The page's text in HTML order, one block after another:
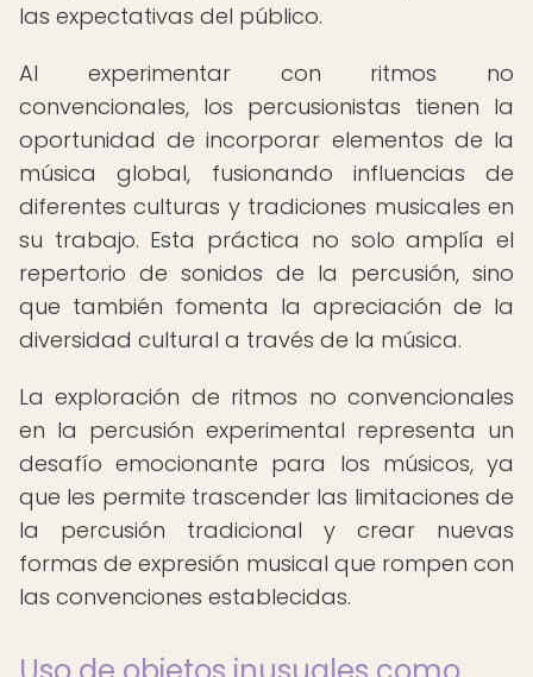
las expectativas del público.
Al experimentar con ritmos no
convencionales, los percusionistas tienen la
oportunidad de incorporar elementos de la
música global, fusionando influencias de
diferentes culturas y tradiciones musicales en
su trabajo. Esta práctica no solo amplía el
repertorio de sonidos de la percusión, sino
que también fomenta la apreciación de la
diversidad cultural a través de la música.
La exploración de ritmos no convencionales
en la percusión experimental representa un
desafío emocionante para los músicos, ya
que les permite trascender las limitaciones de
la percusión tradicional y crear nuevas
formas de expresión musical que rompen con
las convenciones establecidas.